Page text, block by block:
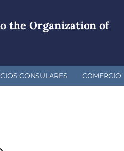
the Organization of
CONSULARES COMERCIO